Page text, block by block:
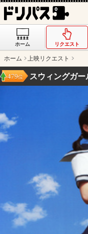
ホーム リクエスト
ホーム 上映リクエスト
スウィングガー
479位